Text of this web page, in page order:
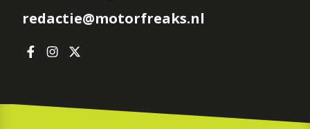
redactie@motorfreaks.nl